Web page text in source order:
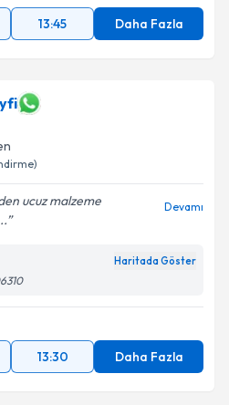
13:45 Daha Fazla
ucuz malzeme
Devamı
Haritada Göster
13:30 Daha Fazla